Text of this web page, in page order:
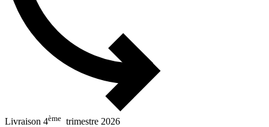
Livraison 4ème trimestre 2026